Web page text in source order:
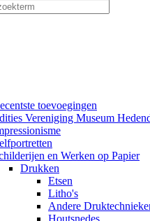
toevoegingen
Vereniging Museum
en Werken op Papier
Drukken
Etsen
Litho's
Andere
Houtsnedes